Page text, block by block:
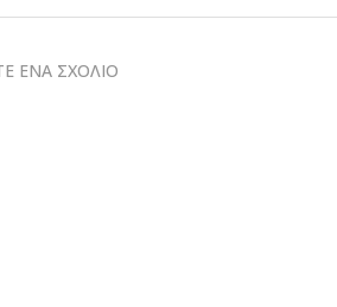
ΕΝΑ ΣΧΟΛΙΟ